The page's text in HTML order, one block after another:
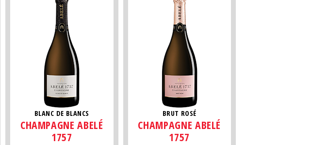
BLANC DE BLANCS
CHAMPAGNE ABELÉ
1757
BRUT ROSÉ
CHAMPAGNE ABELÉ
1757